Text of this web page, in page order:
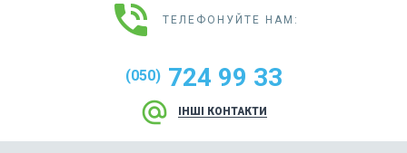
phone_in_talk ТЕЛЕФОНУЙТЕ НАМ:
(050) 724 99 33
alternate_email ІНШІ КОНТАКТИ